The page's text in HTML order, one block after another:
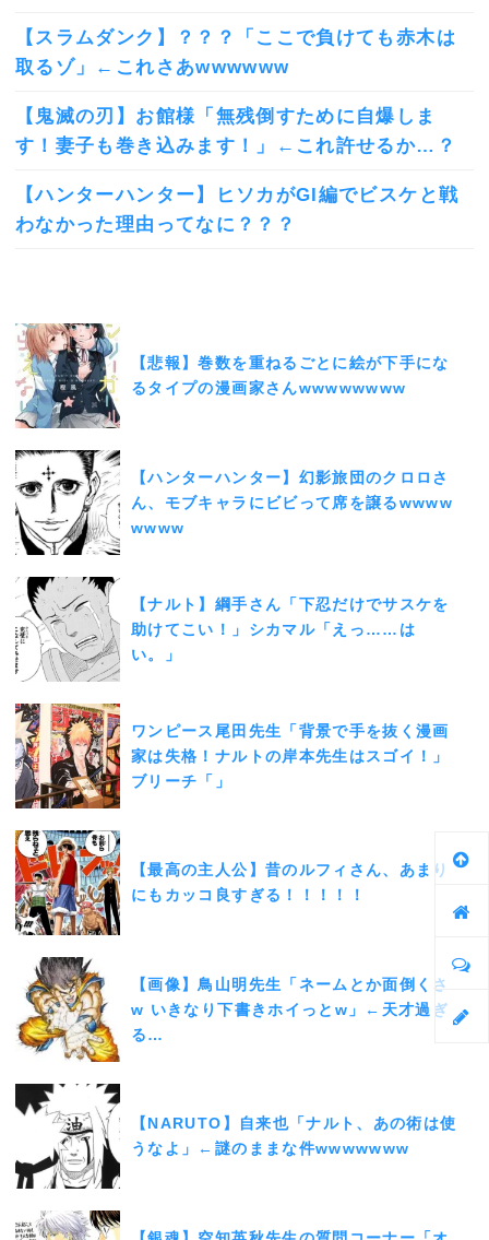
【スラムダンク】？？？「ここで負けても赤木は
取るゾ」←これさあwwwwww
【鬼滅の刃】お館様「無残倒すために自爆しま
す！妻子も巻き込みます！」←これ許せるか…？
【ハンターハンター】ヒソカがGI編でビスケと戦
わなかった理由ってなに？？？
【悲報】巻数を重ねるごとに絵が下手にな
るタイプの漫画家さんwwwwwwww
【ハンターハンター】幻影旅団のクロロさ
ん、モブキャラにビビって席を譲るwwww
wwww
【ナルト】綱手さん「下忍だけでサスケを
助けてこい！」シカマル「えっ……は
い。」
ワンピース尾田先生「背景で手を抜く漫画
家は失格！ナルトの岸本先生はスゴイ！」
ブリーチ「」
【最高の主人公】昔のルフィさん、あまり
にもカッコ良すぎる！！！！！
【画像】鳥山明先生「ネームとか面倒くさ
w いきなり下書きホイっとw」←天才過ぎ
る…
【NARUTO】自来也「ナルト、あの術は使
うなよ」←謎のままな件wwwwwww